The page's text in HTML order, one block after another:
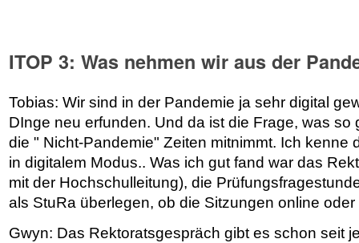
ITOP 3: Was nehmen wir aus der
Tobias: Wir sind in der Pandemie ja sehr digital
DInge neu erfunden. Und da ist die Frage, was so
die " Nicht-Pandemie" Zeiten mitnimmt. Ich kenne
in digitalem Modus.. Was ich gut fand war das
mit der Hochschulleitung), die
als StuRa überlegen, ob die Sitzungen online
Gwyn: Das Rektoratsgespräch gibt es schon seit